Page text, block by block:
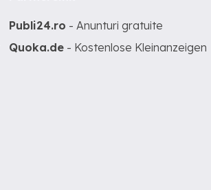
Publi24.ro - Anunturi gratuite
Quoka.de - Kostenlose Kleinanzeigen